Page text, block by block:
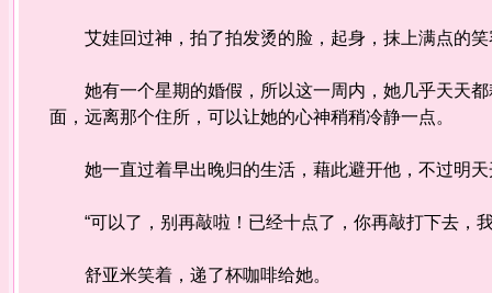
艾娃回过神，拍了拍发烫的脸，起身，抹上满点的笑
她有一个星期的婚假，所以这一周内，她几乎天天都
面，远离那个住所，可以让她的心神稍稍冷静一点。
她一直过着早出晚归的生活，藉此避开他，不过明天
“可以了，别再敲啦！已经十点了，你再敲打下去，
舒亚米笑着，递了杯咖啡给她。